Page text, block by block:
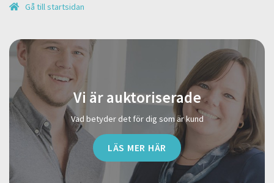
Gå till startsidan
Vi är auktoriserade
Vad betyder det för dig som är kund
LÄS MER HÄR